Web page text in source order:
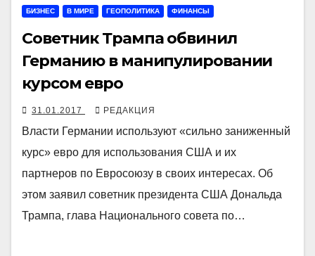
БИЗНЕС В МИРЕ ГЕОПОЛИТИКА ФИНАНСЫ
Советник Трампа обвинил
Германию в манипулировании
курсом евро
31.01.2017 РЕДАКЦИЯ
Власти Германии используют «сильно заниженный
курс» евро для использования США и их
партнеров по Евросоюзу в своих интересах. Об
этом заявил советник президента США Дональда
Трампа, глава Национального совета по…